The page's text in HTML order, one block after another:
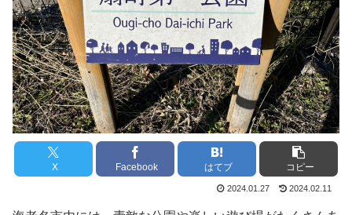
X Facebook はてブ コピー
2024.01.27 2024.02.11